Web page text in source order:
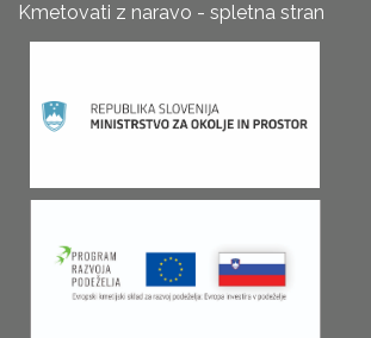
Kmetovati z naravo - spletna stran